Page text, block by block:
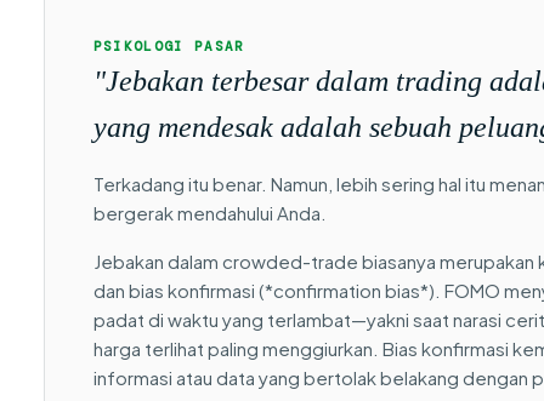
PSIKOLOGI PASAR
"Jebakan terbesar dalam trading
yang mendesak adalah sebuah
Terkadang itu benar. Namun, lebih sering hal itu
bergerak mendahului Anda.
Jebakan dalam crowded-trade biasanya
dan bias konfirmasi (*confirmation bias*). FOMO
padat di waktu yang terlambat—yakni saat narasi
harga terlihat paling menggiurkan. Bias konfirmasi
informasi atau data yang bertolak belakang dengan